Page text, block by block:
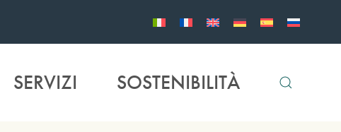
SERVIZI SOSTENIBILITÀ